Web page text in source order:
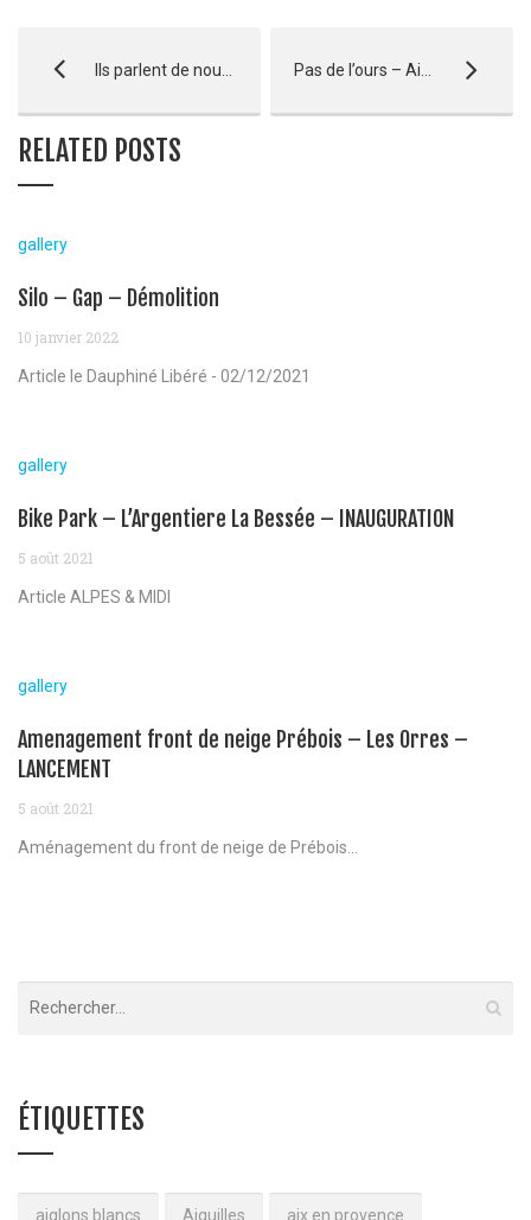
Ils parlent de nous ! – ALPES ET MIDI Pas de l’ours – Aiguilles
RELATED POSTS
gallery
Silo – Gap – Démolition
10 janvier 2022
Article le Dauphiné Libéré - 02/12/2021
gallery
Bike Park – L’Argentiere La Bessée – INAUGURATION
5 août 2021
Article ALPES & MIDI
gallery
Amenagement front de neige Prébois – Les Orres –
LANCEMENT
5 août 2021
Aménagement du front de neige de Prébois...
ÉTIQUETTES
aiglons blancs Aiguilles aix en provence